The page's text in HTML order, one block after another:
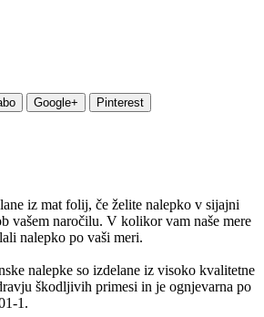
Google+ Pinterest
iz mat folij, če želite nalepko v sijajni
vašem naročilu. V kolikor vam naše mere
nalepko po vaši meri.
nalepke so izdelane iz visoko kvalitetne
škodljivih primesi in je ognjevarna po
1.